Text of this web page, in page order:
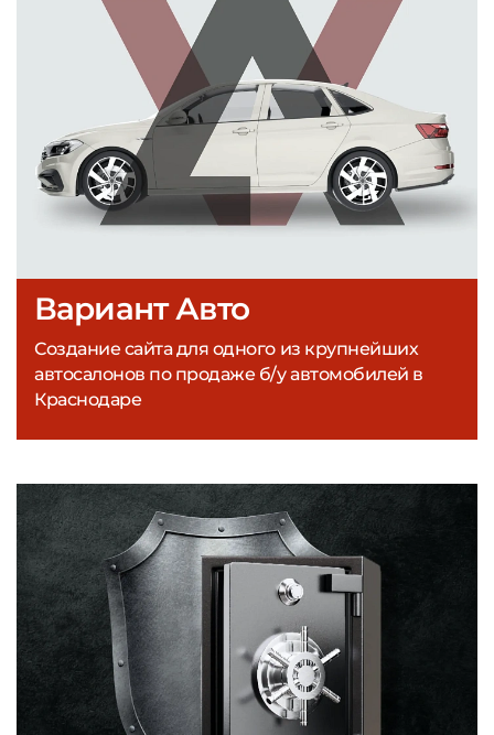
Вариант Авто
Создание сайта для одного из крупнейших
автосалонов по продаже б/у автомобилей в
Краснодаре